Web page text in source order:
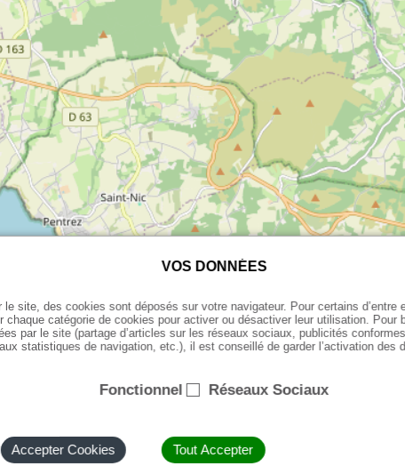
11 Quai Cosmao
29150 CHATEAULIN
Mardi - Jeudi
De 11:30 à 14:00
18:30 - 22:00
Dimanche
VOS DONNÉES
le site, des cookies sont déposés sur votre navigateur. Pour certains d’entre
catégorie de cookies pour activer ou désactiver leur utilisation. Pour
par le site (partage d’articles sur les réseaux sociaux, publicités
statistiques de navigation, etc.), il est conseillé de garder l’activation des
Fonctionnel Réseaux Sociaux
Accepter Cookies Tout Accepter